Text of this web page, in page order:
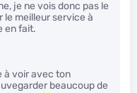
je ne vois donc pas le
meilleur service à
en fait.
à voir avec ton
beaucoup de